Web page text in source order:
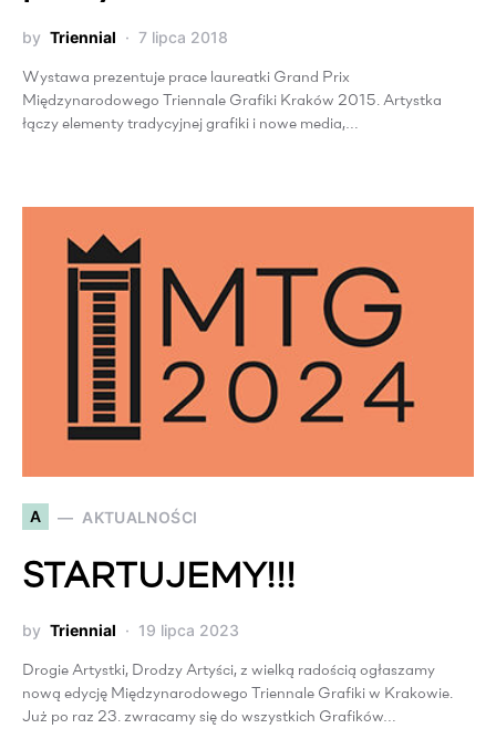
by Triennial 7 lipca 2018
Wystawa prezentuje prace laureatki Grand Prix
Międzynarodowego Triennale Grafiki Kraków 2015. Artystka
łączy elementy tradycyjnej grafiki i nowe media,…
A AKTUALNOŚCI
STARTUJEMY!!!
by Triennial 19 lipca 2023
Drogie Artystki, Drodzy Artyści, z wielką radością ogłaszamy
nową edycję Międzynarodowego Triennale Grafiki w Krakowie.
Już po raz 23. zwracamy się do wszystkich Grafików…